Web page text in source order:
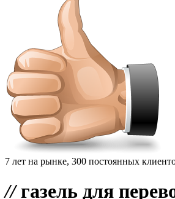
7 лет на рынке, 300 постоянных
//газель для